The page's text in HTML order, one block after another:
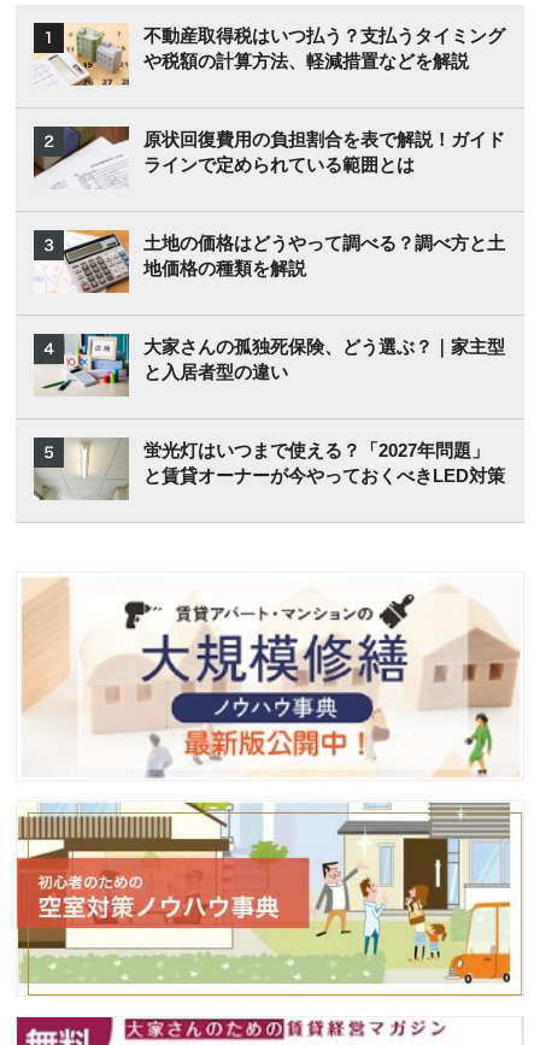
不動産取得税はいつ払う？支払うタイミング
や税額の計算方法、軽減措置などを解説
原状回復費用の負担割合を表で解説！ガイド
ラインで定められている範囲とは
土地の価格はどうやって調べる？調べ方と土
地価格の種類を解説
大家さんの孤独死保険、どう選ぶ？｜家主型
と入居者型の違い
蛍光灯はいつまで使える？「2027年問題」
と賃貸オーナーが今やっておくべきLED対策